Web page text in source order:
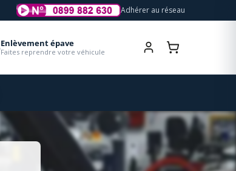
Adhérer au réseau
Enlèvement épave
Faites reprendre votre véhicule